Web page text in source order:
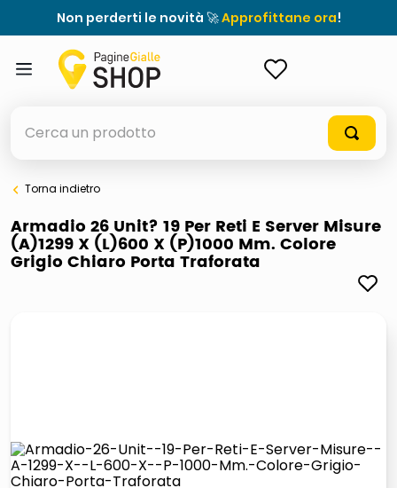
Non perderti le novità 🚀Approfittane ora!
elenchi telefonici
orologio parete
pattumiera raccolta differenziata
Torna indietro
Armadio 26 Unit? 19 Per Reti E Server Misure
(A)1299 X (L)600 X (P)1000 Mm. Colore
Grigio Chiaro Porta Traforata